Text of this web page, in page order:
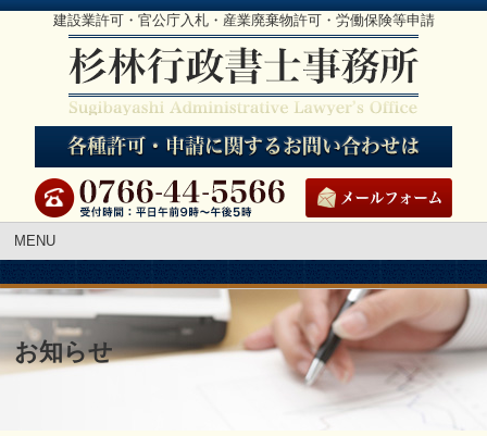
建設業許可・官公庁入札・産業廃棄物許可・労働保険等申請
MENU
お知らせ